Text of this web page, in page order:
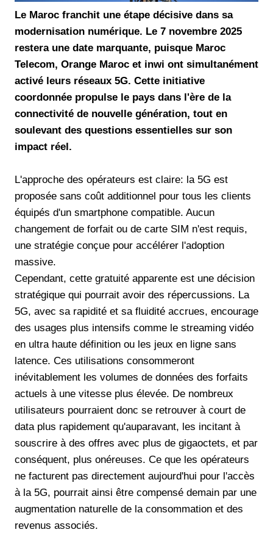
Le Maroc franchit une étape décisive dans sa
modernisation numérique. Le 7 novembre 2025
restera une date marquante, puisque Maroc
Telecom, Orange Maroc et inwi ont simultanément
activé leurs réseaux 5G. Cette initiative
coordonnée propulse le pays dans l'ère de la
connectivité de nouvelle génération, tout en
soulevant des questions essentielles sur son
impact réel.
L'approche des opérateurs est claire: la 5G est
proposée sans coût additionnel pour tous les clients
équipés d'un smartphone compatible. Aucun
changement de forfait ou de carte SIM n'est requis,
une stratégie conçue pour accélérer l'adoption
massive.
Cependant, cette gratuité apparente est une décision
stratégique qui pourrait avoir des répercussions. La
5G, avec sa rapidité et sa fluidité accrues, encourage
des usages plus intensifs comme le streaming vidéo
en ultra haute définition ou les jeux en ligne sans
latence. Ces utilisations consommeront
inévitablement les volumes de données des forfaits
actuels à une vitesse plus élevée. De nombreux
utilisateurs pourraient donc se retrouver à court de
data plus rapidement qu'auparavant, les incitant à
souscrire à des offres avec plus de gigaoctets, et par
conséquent, plus onéreuses. Ce que les opérateurs
ne facturent pas directement aujourd'hui pour l'accès
à la 5G, pourrait ainsi être compensé demain par une
augmentation naturelle de la consommation et des
revenus associés.